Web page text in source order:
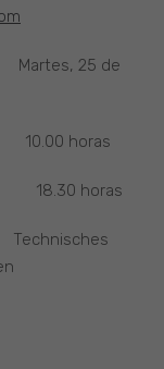
de
horas
horas